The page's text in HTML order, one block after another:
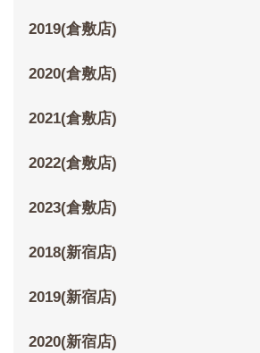
2019(倉敷店)
2020(倉敷店)
2021(倉敷店)
2022(倉敷店)
2023(倉敷店)
2018(新宿店)
2019(新宿店)
2020(新宿店)